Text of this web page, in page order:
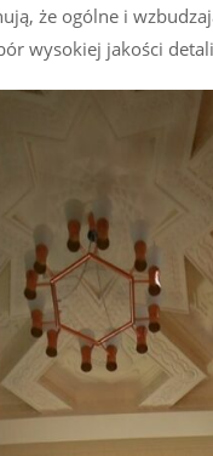
że ogólne i
wysokiej jakości